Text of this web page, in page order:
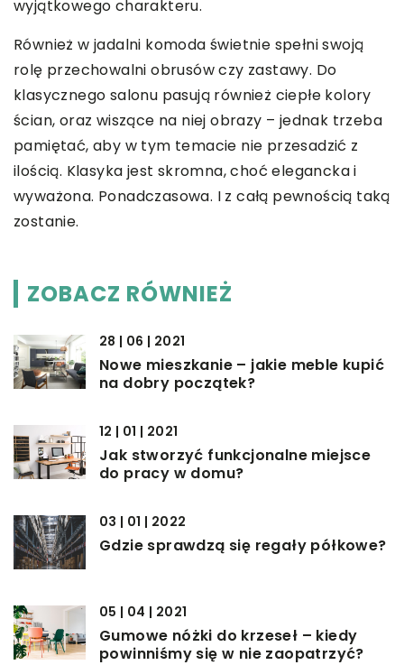
wyjątkowego charakteru.
Również w jadalni komoda świetnie spełni swoją
rolę przechowalni obrusów czy zastawy. Do
klasycznego salonu pasują również ciepłe kolory
ścian, oraz wiszące na niej obrazy – jednak trzeba
pamiętać, aby w tym temacie nie przesadzić z
ilością. Klasyka jest skromna, choć elegancka i
wyważona. Ponadczasowa. I z całą pewnością taką
zostanie.
ZOBACZ RÓWNIEŻ
28 | 06 | 2021
Nowe mieszkanie – jakie meble kupić
na dobry początek?
12 | 01 | 2021
Jak stworzyć funkcjonalne miejsce
do pracy w domu?
03 | 01 | 2022
Gdzie sprawdzą się regały półkowe?
05 | 04 | 2021
Gumowe nóżki do krzeseł – kiedy
powinniśmy się w nie zaopatrzyć?